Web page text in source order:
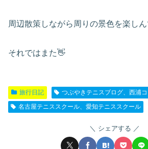
周辺散策しながら周りの景色を楽しん
それではまた👋
旅行日記
つぶやきテニスブログ、西浦
名古屋テニススクール、愛知テニススクール
シェアする